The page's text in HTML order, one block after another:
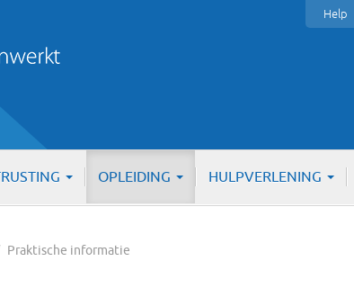
Help
OPLEIDING HULPVERLENING
Praktische informatie